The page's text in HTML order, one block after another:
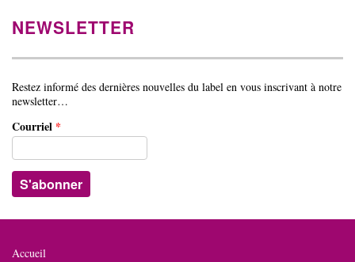
NEWSLETTER
Restez informé des dernières nouvelles du label en vous inscrivant à notre
newsletter…
Courriel *
Accueil